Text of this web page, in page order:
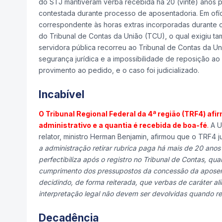
contestada durante processo de aposentadoria. Em
correspondente às horas extras incorporadas durante
do Tribunal de Contas da União (TCU), o qual exigiu
servidora pública recorreu ao Tribunal de Contas da
segurança jurídica e a impossibilidade de reposição
provimento ao pedido, e o caso foi judicializado.
Incabível
O Tribunal Regional Federal da 4ª região (TRF4)
administrativo e a quantia é recebida de boa-fé. A
relator, ministro Herman Benjamin, afirmou que o
a administração retirar rubrica paga há mais de 20
perfectibiliza após o registro no Tribunal de Contas,
cumprimento dos pressupostos da concessão da
decidindo, de forma reiterada, que verbas de caráter
interpretação legal não devem ser devolvidas quando
Decadência